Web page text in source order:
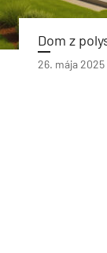
Dom z
26. mája 2025